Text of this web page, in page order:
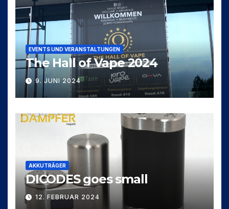
EVENTS UND VERANSTALTUNGEN
The Hall of Vape 2024
9. JUNI 2024
AKKUTRÄGER
DICODES goes small
12. FEBRUAR 2024